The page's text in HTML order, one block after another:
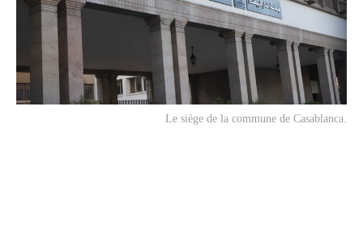
Le siège de la commune de Casablanca.